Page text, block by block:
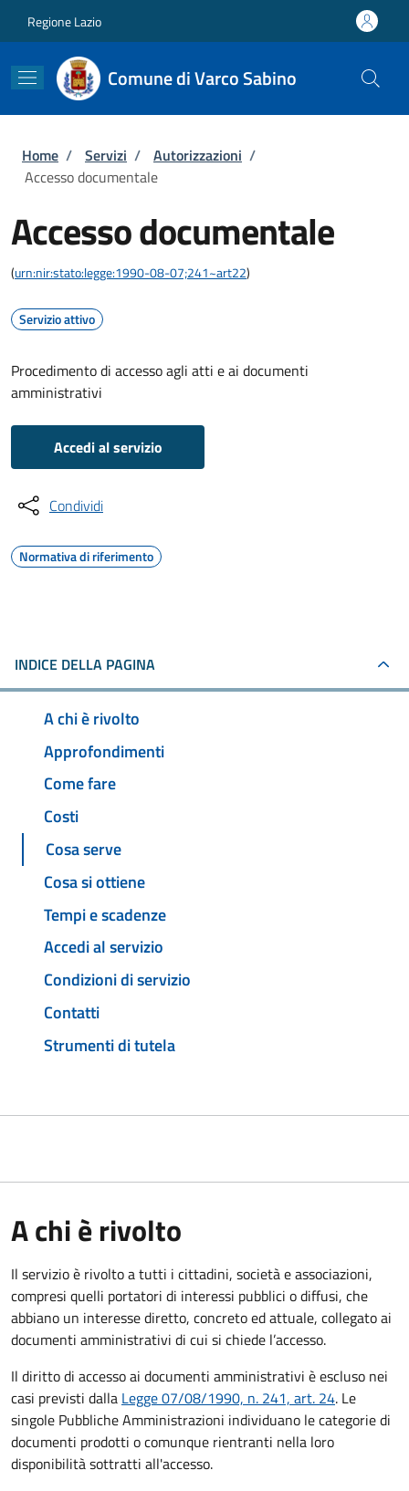
Regione Lazio
Comune di Varco Sabino
Briciole di pane
Home / Servizi / Autorizzazioni /
Accesso documentale
Accesso documentale
(urn:nir:stato:legge:1990-08-07;241~art22)
Servizio attivo
Procedimento di accesso agli atti e ai documenti
amministrativi
Accedi al servizio
Condividi
Normativa di riferimento
INDICE DELLA PAGINA
A chi è rivolto
Approfondimenti
Come fare
Costi
Cosa serve
Cosa si ottiene
Tempi e scadenze
Accedi al servizio
Condizioni di servizio
Contatti
Strumenti di tutela
A chi è rivolto
Il servizio è rivolto a tutti i cittadini, società e associazioni,
compresi quelli portatori di interessi pubblici o diffusi, che
abbiano un interesse diretto, concreto ed attuale, collegato ai
documenti amministrativi di cui si chiede l’accesso.
Il diritto di accesso ai documenti amministrativi è escluso nei
casi previsti dalla Legge 07/08/1990, n. 241, art. 24. Le
singole Pubbliche Amministrazioni individuano le categorie di
documenti prodotti o comunque rientranti nella loro
disponibilità sottratti all'accesso.